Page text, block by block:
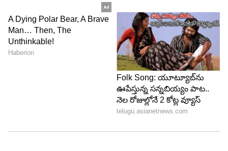
Long Life Secrets: ప్రపంచంలో
ఆ 5 చోట్ల మనుషులు వందేళ్లు
షాకింగ్ రిపోర్ట్
IRCTC Tourism : ఒక్కసారైనా
ఈ రైళ్లలో జర్నీ చేయాల్సిందే..
ఐఆర్‌సీటీసీ క్రేజీ టూర్ ప్యాకేజీల
లిస్ట్ ఇదిగో !